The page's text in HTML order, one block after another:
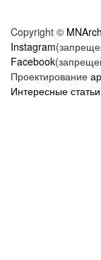
Copyright ©
Instagram
Facebook
Проектирование
Интересные статьи